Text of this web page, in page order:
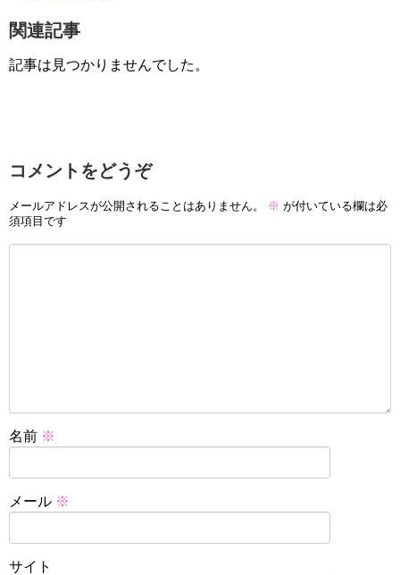
関連記事
記事は見つかりませんでした。
コメントをどうぞ
メールアドレスが公開されることはありません。 ※ が付いている欄は必
須項目です
名前 ※
メール ※
サイト